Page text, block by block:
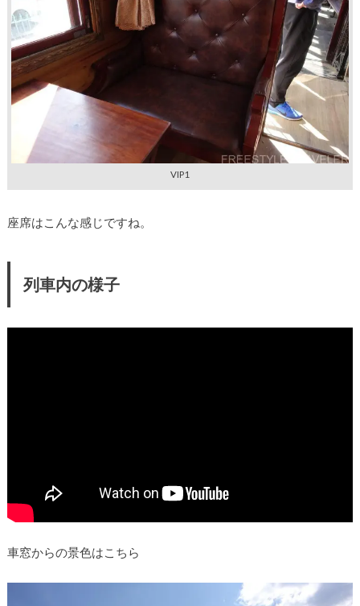
VIP1
座席はこんな感じですね。
列車内の様子
車窓からの景色はこちら